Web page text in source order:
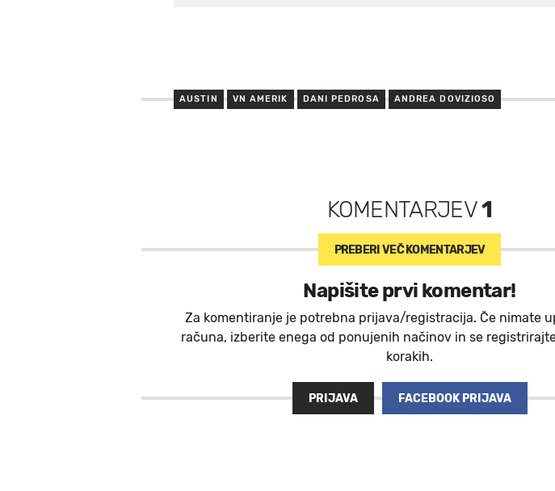
AUSTIN VN AMERIK DANI PEDROSA ANDREA DOVIZIOSO
KOMENTARJEV1
PREBERI VEČKOMENTARJEV
Napišite prvi komentar!
Za komentiranje je potrebna prijava/registracija. Če nimate
računa, izberite enega od ponujenih načinov in se
korakih.
PRIJAVA FACEBOOK PRIJAVA